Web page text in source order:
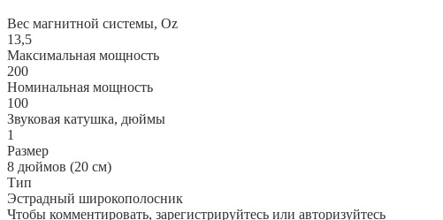
Вес магнитной системы, Oz
13,5
Максимальная мощность
200
Номинальная мощность
100
Звуковая катушка, дюймы
1
Размер
8 дюймов (20 см)
Тип
Эстрадный широкополосник
Чтобы комментировать, зарегистрируйтесь или авторизуйтесь